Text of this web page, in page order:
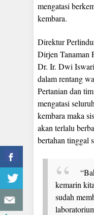
mengatasi
kembara.
Direktur
Dirjen Tanaman
Dr. Ir. Dwi
dalam rentang
Pertanian dan
mengatasi
kembara maka
akan terlalu
bertahan tinggal
kemarin
sudah